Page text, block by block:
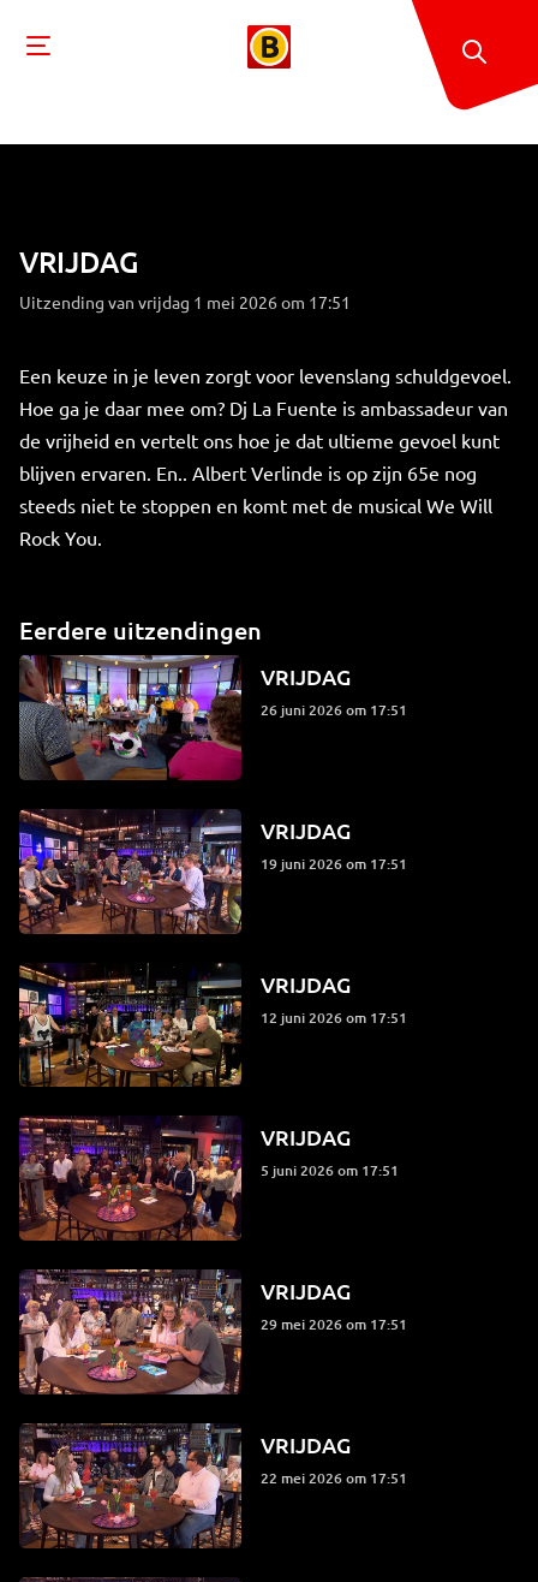
VRIJDAG
Uitzending van vrijdag 1 mei 2026 om 17:51
Een keuze in je leven zorgt voor levenslang schuldgevoel.
Hoe ga je daar mee om? Dj La Fuente is ambassadeur van
de vrijheid en vertelt ons hoe je dat ultieme gevoel kunt
blijven ervaren. En.. Albert Verlinde is op zijn 65e nog
steeds niet te stoppen en komt met de musical We Will
Rock You.
Eerdere uitzendingen
VRIJDAG
26 juni 2026 om 17:51
VRIJDAG
19 juni 2026 om 17:51
VRIJDAG
12 juni 2026 om 17:51
VRIJDAG
5 juni 2026 om 17:51
VRIJDAG
29 mei 2026 om 17:51
VRIJDAG
22 mei 2026 om 17:51